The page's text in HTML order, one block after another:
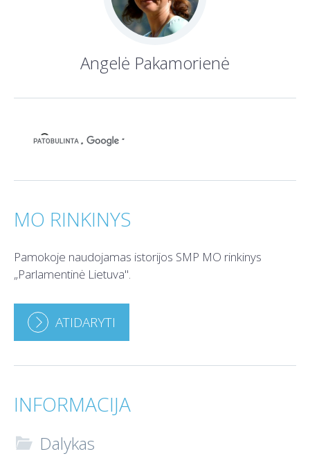
Angelė Pakamorienė
MO RINKINYS
Pamokoje naudojamas istorijos SMP MO rinkinys
„Parlamentinė Lietuva".
ATIDARYTI
INFORMACIJA
 Dalykas